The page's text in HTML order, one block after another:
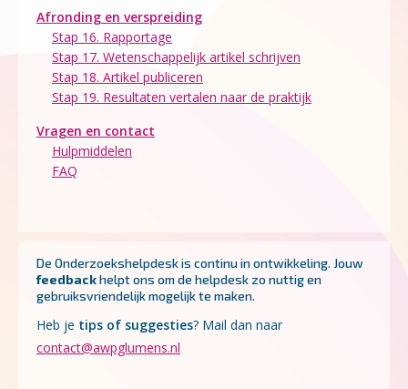
Afronding en verspreiding
Stap 16. Rapportage
Stap 17. Wetenschappelijk artikel schrijven
Stap 18. Artikel publiceren
Stap 19. Resultaten vertalen naar de praktijk
Vragen en contact
Hulpmiddelen
FAQ
De Onderzoekshelpdesk is continu in ontwikkeling. Jouw
feedbackhelpt ons om de helpdesk zo nuttig en
gebruiksvriendelijk mogelijk te maken.
Heb je tips of suggesties? Mail dan naar
contact@awpglumens.nl